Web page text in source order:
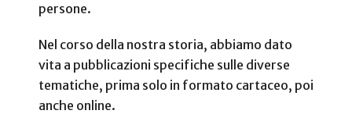
persone.
Nel corso della nostra storia, abbiamo dato
vita a pubblicazioni specifiche sulle diverse
tematiche, prima solo in formato cartaceo, poi
anche online.